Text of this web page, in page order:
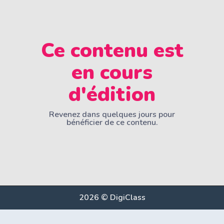
Ce contenu est
en cours
d'édition
Revenez dans quelques jours pour
bénéficier de ce contenu.
2026 © DigiClass